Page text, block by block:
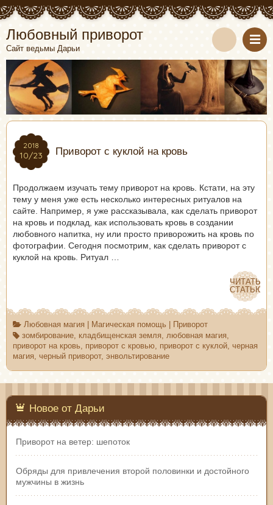
Любовный приворот
Сайт ведьмы Дарьи
2018
10/23
2018
10/23 Приворот с куклой на кровь
Продолжаем изучать тему приворот на кровь. Кстати, на эту
тему у меня уже есть несколько интересных ритуалов на
сайте. Например, я уже рассказывала, как сделать приворот
на кровь и подклад, как использовать кровь в создании
любовного напитка, ну или просто приворожить на кровь по
фотографии. Сегодня посмотрим, как сделать приворот с
куклой на кровь. Ритуал …
ЧИТАТЬ
СТАТЬЮ
ЧИТАТЬ
СТАТЬЮ
Любовная магия Магическая помощь
Приворот
зомбирование, кладбищенская земля любовная магия
приворот на кровь
приворот с кровью приворот с куклой черная
магия
черный приворот, энвольтирование
Новое от Дарьи
Приворот на ветер: шепоток
Обряды для привлечения второй половинки и достойного
мужчины в жизнь